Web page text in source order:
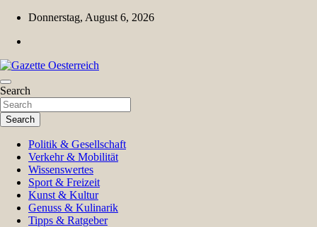
Skip
content
Donnerstag, August 6, 2026
Gazette Oesterreich
Magazin für Freizeit, Politik, Kultur & Wissenschaft
Search
Search
Politik & Gesellschaft
Verkehr & Mobilität
Wissenswertes
Sport & Freizeit
Kunst & Kultur
Genuss & Kulinarik
Tipps & Ratgeber